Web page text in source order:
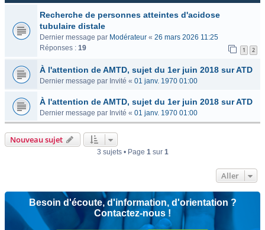
Recherche de personnes atteintes d'acidose
tubulaire distale
Dernier message par Modérateur « 26 mars 2026 11:25
Réponses : 19 1 2
À l'attention de AMTD, sujet du 1er juin 2018 sur ATD
Dernier message par Invité « 01 janv. 1970 01:00
À l'attention de AMTD, sujet du 1er juin 2018 sur ATD
Dernier message par Invité « 01 janv. 1970 01:00
Nouveau sujet
3 sujets • Page 1sur 1
Aller
Besoin d'écoute, d'information, d'orientation ?
Contactez-nous !